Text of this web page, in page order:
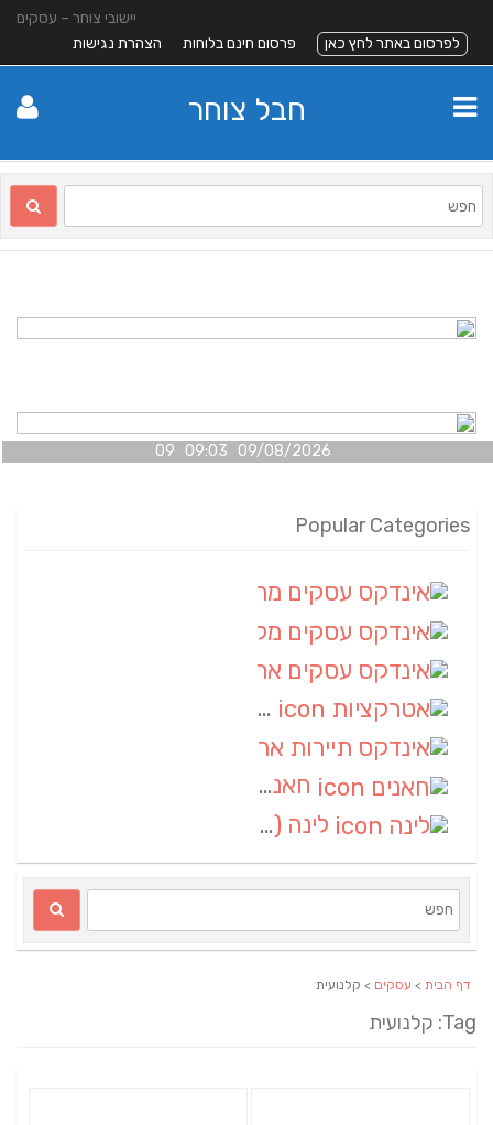
יישובי צוחר – עסקים
לפרסום באתר לחץ כאן
פרסום חינם בלוחות הצהרת נגישות
חבל צוחר
09/08/2026 09:03 09
Popular Categories
אטרקציות
חאנים
לינה (1)
דף הבית > עסקים > קלנועית
Tag: קלנועית